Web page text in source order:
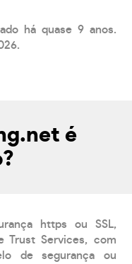
há quase 9 anos.
é
https ou SSL,
Trust Services, com
de segurança ou